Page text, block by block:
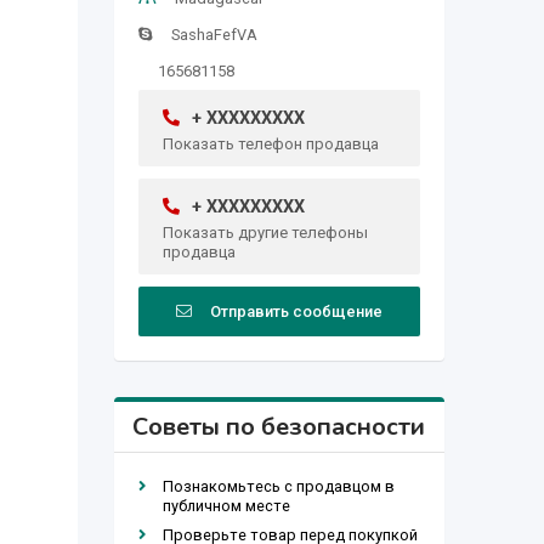
SashaFefVA
165681158
+ XXXXXXXXX
Показать телефон продавца
+ XXXXXXXXX
Показать другие телефоны
продавца
Отправить сообщение
Советы по безопасности
Познакомьтесь с продавцом в
публичном месте
Проверьте товар перед покупкой